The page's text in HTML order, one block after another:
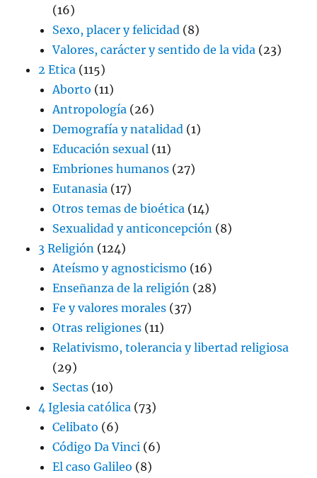
(16)
Sexo, placer y felicidad (8)
Valores, carácter y sentido de la vida (23)
2 Etica (115)
Aborto (11)
Antropología (26)
Demografía y natalidad (1)
Educación sexual (11)
Embriones humanos (27)
Eutanasia (17)
Otros temas de bioética (14)
Sexualidad y anticoncepción (8)
3 Religión (124)
Ateísmo y agnosticismo (16)
Enseñanza de la religión (28)
Fe y valores morales (37)
Otras religiones (11)
Relativismo, tolerancia y libertad religiosa
(29)
Sectas (10)
4 Iglesia católica (73)
Celibato (6)
Código Da Vinci (6)
El caso Galileo (8)